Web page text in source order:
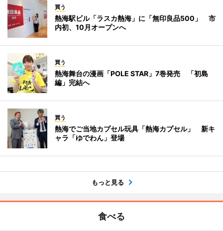
買う
熱海駅ビル「ラスカ熱海」に「無印良品500」 市
内初、10月オープンへ
買う
熱海舞台の漫画「POLE STAR」7巻発売 「初島
編」完結へ
買う
熱海でご当地カプセル玩具「熱海カプセル」 新キ
ャラ「ゆでわん」登場
もっと見る
食べる